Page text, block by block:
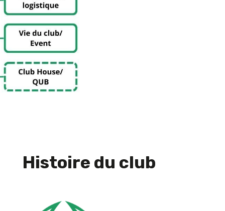
Histoire du club